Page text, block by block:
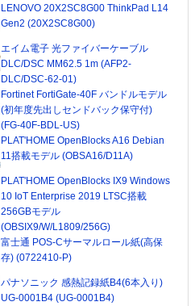
LENOVO 20X2SC8G00 ThinkPad L14
Gen2 (20X2SC8G00)
エイム電子 光ファイバーケーブル
DLC/DSC MM62.5 1m (AFP2-
DLC/DSC-62-01)
Fortinet FortiGate-40F バンドルモデル
(初年度先出しセンドバック保守付)
(FG-40F-BDL-US)
PLAT'HOME OpenBlocks A16 Debian
11搭載モデル (OBSA16/D11A)
PLAT'HOME OpenBlocks IX9 Windows
10 IoT Enterprise 2019 LTSC搭載
256GBモデル
(OBSIX9/W/L1809/256G)
富士通 POS-Cサーマルロール紙(高保
存) (0722410-P)
パナソニック 感熱記録紙B4(6本入り)
UG-0001B4 (UG-0001B4)